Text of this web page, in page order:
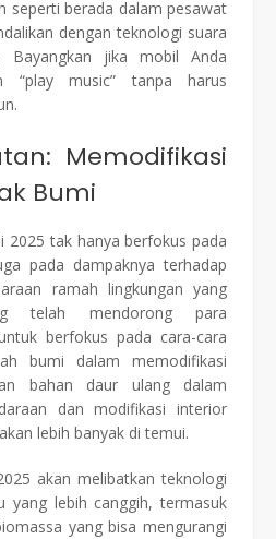
seperti berada dalam pesawat
dengan teknologi suara
Bayangkan jika mobil Anda
“play music” tanpa harus
Memodifikasi
Bumi
2025 tak hanya berfokus pada
pada dampaknya terhadap
ramah lingkungan yang
telah mendorong para
berfokus pada cara-cara
bumi dalam memodifikasi
bahan daur ulang dalam
dan modifikasi interior
lebih banyak di temui.
akan melibatkan teknologi
yang lebih canggih, termasuk
yang bisa mengurangi